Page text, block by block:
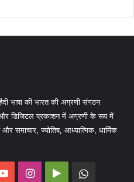
भाषा की भारत की अग्रणी संगठन
डिजिटल प्रकाशन में अग्रणी के रूप में
समाचार, ज्योतिष, आध्यात्मिक, धार्मिक
YouTubeInstagram
Google